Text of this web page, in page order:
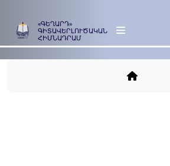
«ԳԵՂԱՐԴ»
ԳԻՏԱՎԵՐԼՈՒԾԱԿԱՆ
ՀԻՄՆԱԴՐԱՄ